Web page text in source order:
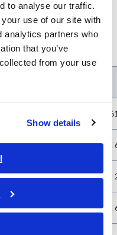
to analyse our traffic.
use of our site with
analytics partners who
that you’ve
from your use
Show details
る規格です。
IEC
JIS K
JIS C
JIS K